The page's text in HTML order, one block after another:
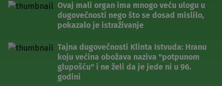
Ovaj mali organ ima mnogo veću ulogu u
dugovečnosti nego što se dosad mislilo,
pokazalo je istraživanje
Tajna dugovečnosti Klinta Istvuda: Hranu
koju većina obožava naziva "potpunom
glupošću" i ne želi da je jede ni u 96.
godini